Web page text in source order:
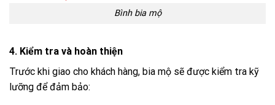
Bình bia mộ
4. Kiểm tra và hoàn thiện
Trước khi giao cho khách hàng, bia mộ sẽ được kiểm tra kỹ
lưỡng để đảm bảo: